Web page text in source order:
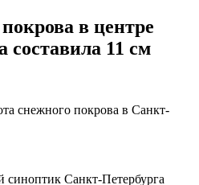
в центре
составила 11 см
снежного покрова в Санкт-
синоптик Санкт-Петербурга